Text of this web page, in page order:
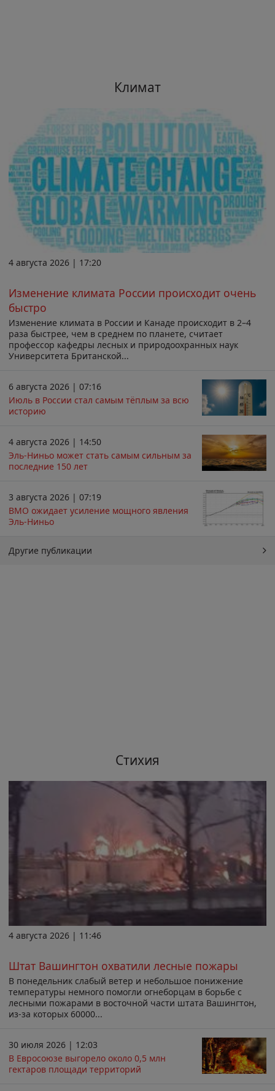
Климат
4 августа 2026 | 17:20
Изменение климата России происходит очень
быстро
Изменение климата в России и Канаде происходит в 2–4
раза быстрее, чем в среднем по планете, считает
профессор кафедры лесных и природоохранных наук
Университета Британской...
6 августа 2026 | 07:16
Июль в России стал самым тёплым за всю
историю
4 августа 2026 | 14:50
Эль-Ниньо может стать самым сильным за
последние 150 лет
3 августа 2026 | 07:19
ВМО ожидает усиление мощного явления
Эль-Ниньо
Другие публикации
Стихия
4 августа 2026 | 11:46
Штат Вашингтон охватили лесные пожары
В понедельник слабый ветер и небольшое понижение
температуры немного помогли огнеборцам в борьбе с
лесными пожарами в восточной части штата Вашингтон,
из-за которых 60000...
30 июля 2026 | 12:03
В Евросоюзе выгорело около 0,5 млн
гектаров площади территорий